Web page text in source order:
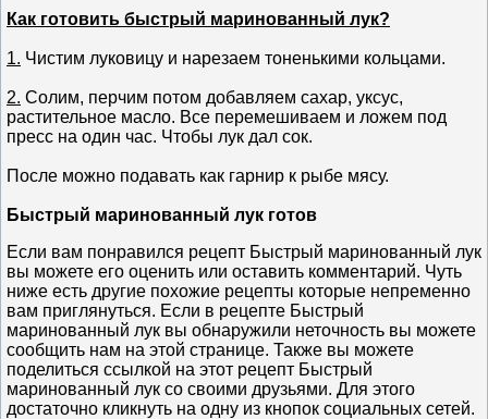
Как готовить быстрый маринованный лук?
1. Чистим луковицу и нарезаем тоненькими кольцами.
2. Солим, перчим потом добавляем сахар, уксус,
растительное масло. Все перемешиваем и ложем под
пресс на один час. Чтобы лук дал сок.
После можно подавать как гарнир к рыбе мясу.
Быстрый маринованный лук готов
Если вам понравился рецепт Быстрый маринованный лук
вы можете его оценить или оставить комментарий. Чуть
ниже есть другие похожие рецепты которые непременно
вам приглянуться. Если в рецепте Быстрый
маринованный лук вы обнаружили неточность вы можете
сообщить нам на этой странице. Также вы можете
поделиться ссылкой на этот рецепт Быстрый
маринованный лук со своими друзьями. Для этого
достаточно кликнуть на одну из кнопок социальных сетей.